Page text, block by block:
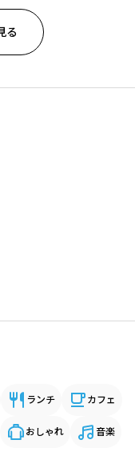
る
ランチ カフェ
おしゃれ 音楽